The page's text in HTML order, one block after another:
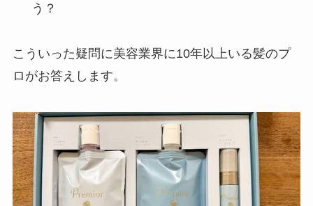
う？
こういった疑問に美容業界に10年以上いる髪のプ
ロがお答えします。